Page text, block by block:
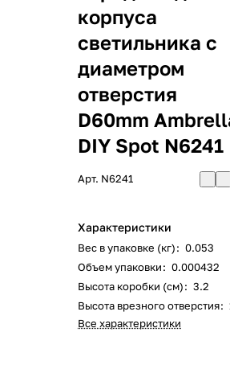
корпуса
светильника с
диаметром
отверстия
D60mm
DIY Spot N6241
Арт. N6241
Характеристики
Вес в упаковке (кг): 0.053
Объем упаковки: 0.000432
Высота коробки (см): 3.2
Высота врезного отверстия:
Все характеристики